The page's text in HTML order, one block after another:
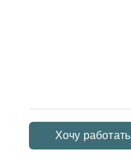
Хочу работать